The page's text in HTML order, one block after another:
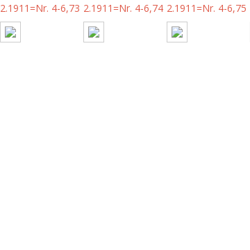
2.1911=Nr. 4-6,73 2.1911=Nr. 4-6,74 2.1911=Nr. 4-6,75